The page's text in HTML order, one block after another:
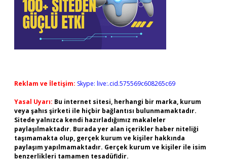
Reklam ve İletişim: Skype: live:.cid.575569c608265c69
Yasal Uyarı: Bu internet sitesi, herhangi bir marka, kurum
veya şahıs şirketi ile hiçbir bağlantısı bulunmamaktadır.
Sitede yalnızca kendi hazırladığımız makaleler
paylaşılmaktadır. Burada yer alan içerikler haber niteliği
taşımamakta olup, gerçek kurum ve kişiler hakkında
paylaşım yapılmamaktadır. Gerçek kurum ve kişiler ile isim
benzerlikleri tamamen tesadüfidir.